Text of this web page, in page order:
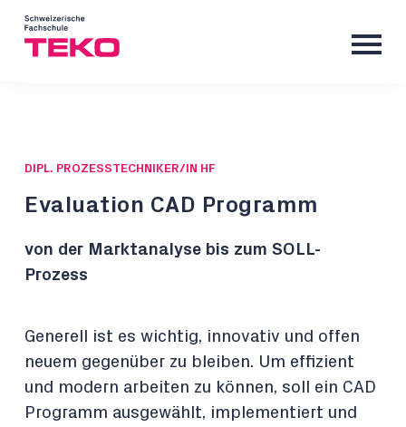
DIPL. PROZESSTECHNIKER/IN HF
Evaluation CAD Programm
von der Marktanalyse bis zum SOLL-
Prozess
Generell ist es wichtig, innovativ und offen
neuem gegenüber zu bleiben. Um effizient
und modern arbeiten zu können, soll ein CAD
Programm ausgewählt, implementiert und